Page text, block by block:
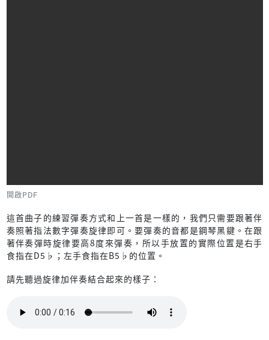
開啟PDF
這首曲子的練習彈奏方式和上一首是一樣的，我們只需要跟著伴
奏照著指法數字彈奏旋律即可。要彈奏的音都是鋼琴黑鍵。在跟
著伴奏彈時旋律要高8度來彈奏，所以手放置的實際位置是右手
食指在D5♭；左手食指在B5♭的位置。
請先聽過旋律加伴奏結合起來的樣子：